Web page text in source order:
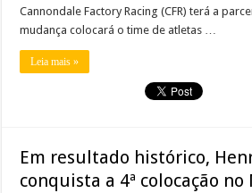
Cannondale Factory Racing (CFR) terá a
mudança colocará o time de atletas …
Leia mais »
Em resultado histórico,
conquista a 4ª colocação